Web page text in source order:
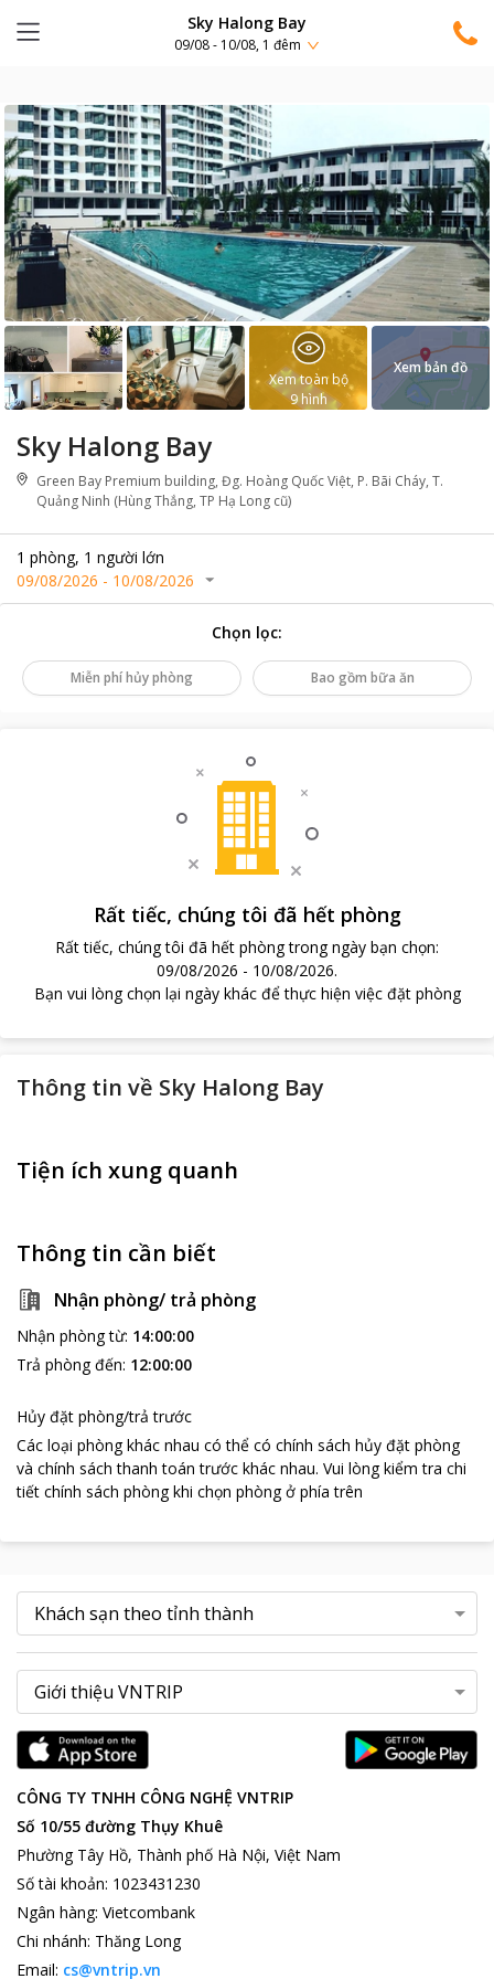
Sky Halong Bay
09/08 - 10/08, 1 đêm
Sky Halong Bay
Green Bay Premium building, Đg. Hoàng Quốc Việt, P. Bãi Cháy, T.
Quảng Ninh (Hùng Thắng, TP Hạ Long cũ)
1 phòng, 1 người lớn
09/08/2026 - 10/08/2026
Xem toàn bộ
9 hình
Xem bản đồ
Chọn lọc:
Miễn phí hủy phòng Bao gồm bữa ăn
Rất tiếc, chúng tôi đã hết phòng
Rất tiếc, chúng tôi đã hết phòng trong ngày bạn chọn:
09/08/2026 - 10/08/2026.
Bạn vui lòng chọn lại ngày khác để thực hiện việc đặt phòng
Thông tin về Sky Halong Bay
Tiện ích xung quanh
Thông tin cần biết
Nhận phòng/ trả phòng
Nhận phòng từ: 14:00:00
Trả phòng đến: 12:00:00
Hủy đặt phòng/trả trước
Các loại phòng khác nhau có thể có chính sách hủy đặt phòng
và chính sách thanh toán trước khác nhau. Vui lòng kiểm tra chi
tiết chính sách phòng khi chọn phòng ở phía trên
CÔNG TY TNHH CÔNG NGHỆ VNTRIP
Số 10/55 đường Thụy Khuê
Phường Tây Hồ, Thành phố Hà Nội, Việt Nam
Số tài khoản: 1023431230
Ngân hàng: Vietcombank
Chi nhánh: Thăng Long
Email: cs@vntrip.vn